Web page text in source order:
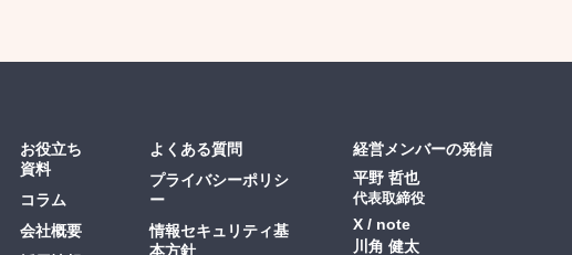
お役立ち
資料
コラム
会社概要
よくある質問
プライバシーポリシ
ー
情報セキュリティ基
本方針
経営メンバーの発信
平野 哲也
代表取締役
X
note
川角 健太